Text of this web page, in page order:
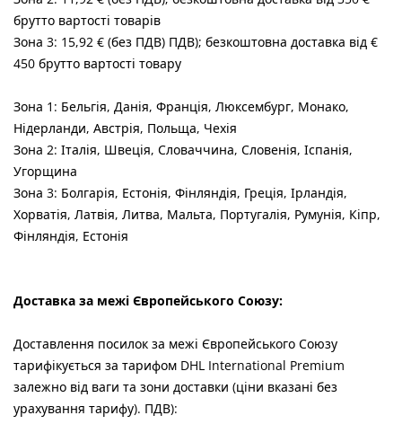
брутто вартості товарів
Зона 3: 15,92 € (без ПДВ) ПДВ); безкоштовна доставка від €
450 брутто вартості товару
Зона 1: Бельгія, Данія, Франція, Люксембург, Монако,
Нідерланди, Австрія, Польща, Чехія
Зона 2: Італія, Швеція, Словаччина, Словенія, Іспанія,
Угорщина
Зона 3: Болгарія, Естонія, Фінляндія, Греція, Ірландія,
Хорватія, Латвія, Литва, Мальта, Португалія, Румунія, Кіпр,
Фінляндія, Естонія
Доставка за межі Європейського Союзу:
Доставлення посилок за межі Європейського Союзу
тарифікується за тарифом DHL International Premium
залежно від ваги та зони доставки (ціни вказані без
урахування тарифу). ПДВ):